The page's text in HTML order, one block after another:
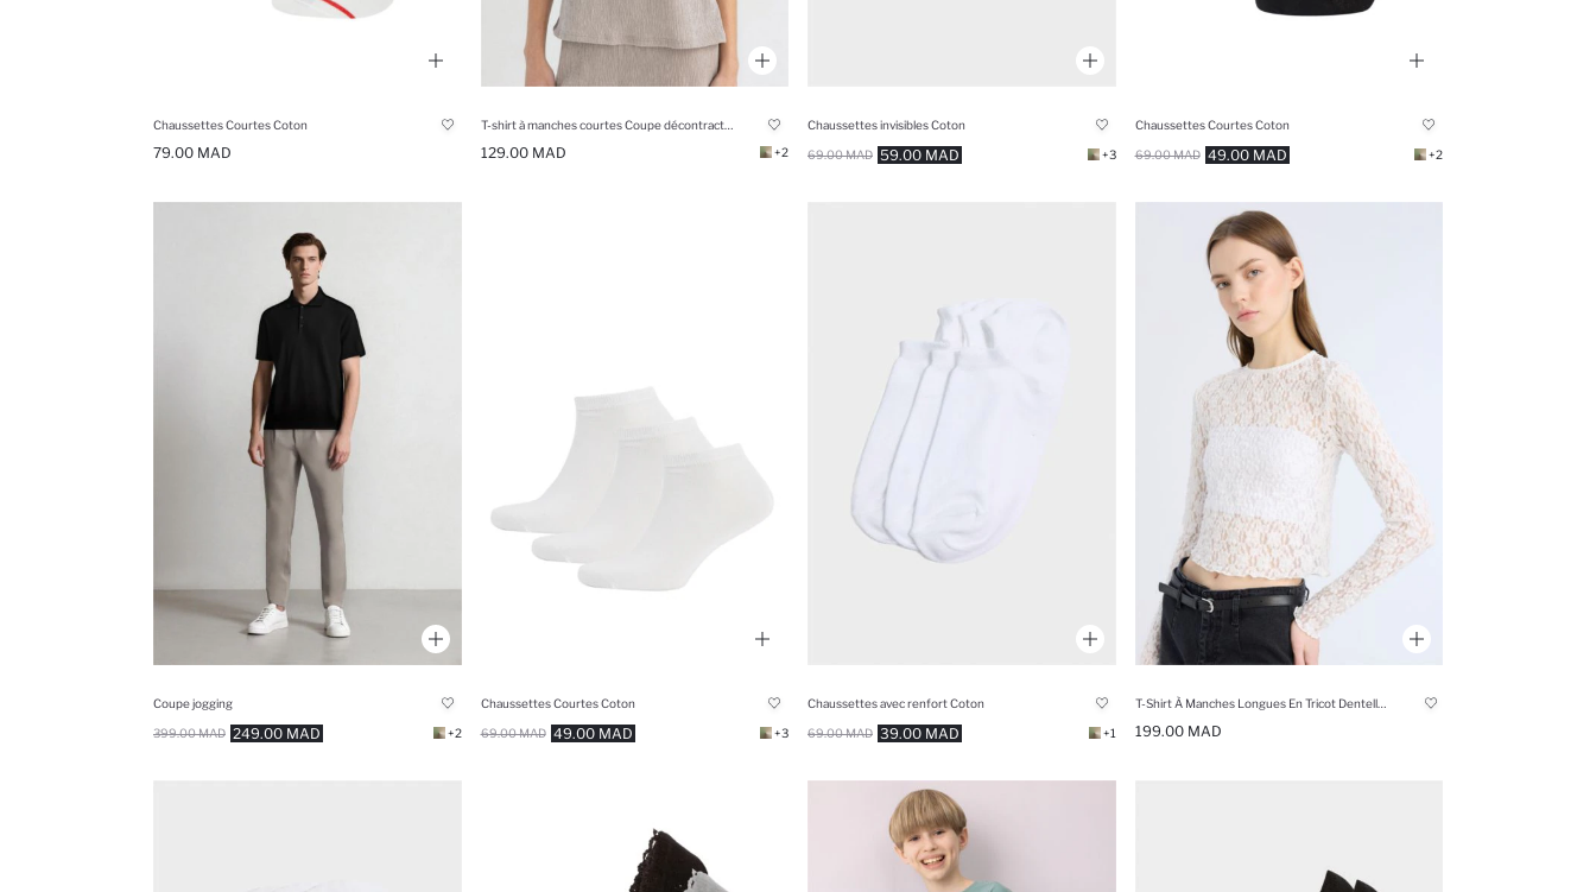
Chaussettes Courtes Coton
79.00 MAD
T-shirt à manches courtes Coupe décontractée
129.00 MAD +2
Chaussettes invisibles Coton
59.00 MAD
69.00 MAD +3
Chaussettes Courtes Coton
49.00 MAD
69.00 MAD +2
Coupe jogging
249.00 MAD
399.00 MAD +2
Chaussettes Courtes Coton
49.00 MAD
69.00 MAD +3
Chaussettes avec renfort Coton
39.00 MAD
69.00 MAD +1
T-Shirt À Manches Longues En Tricot Dentelle Coupe Slim
199.00 MAD